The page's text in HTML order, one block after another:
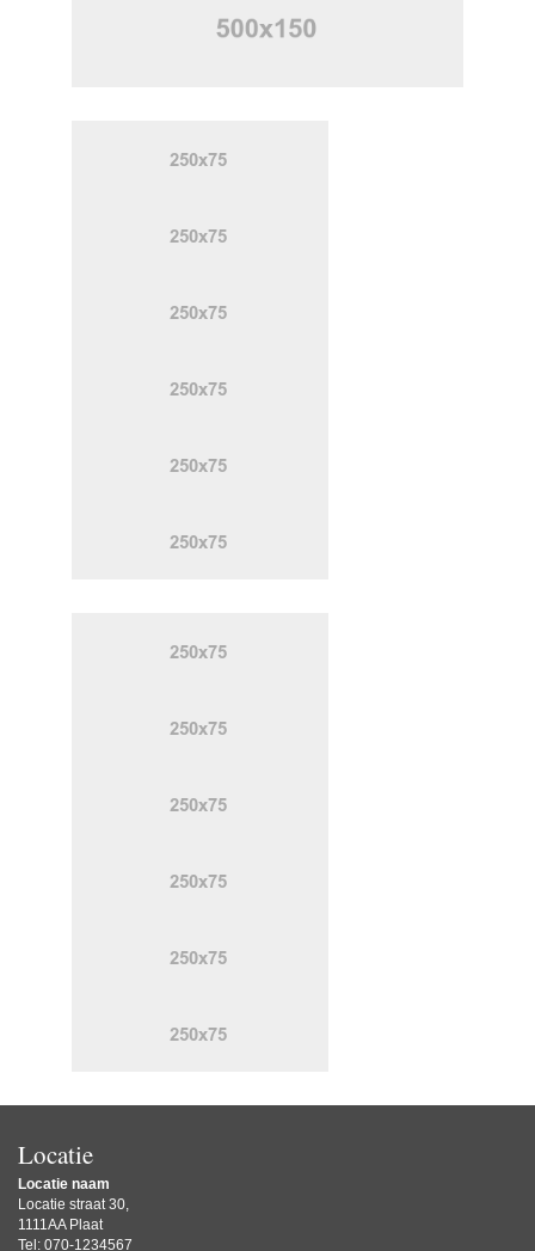
Locatie
Locatie naam
Locatie straat 30,
1111AA Plaat
Tel: 070-1234567